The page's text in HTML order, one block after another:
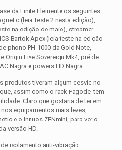
da Finite Elemente os seguintes
(leia Teste 2 nesta edição),
na edição de maio), streamer
Bartok Apex (leia teste na edição
phono PH-1000 da Gold Note,
Origin Live Sovereign Mk4, pré de
Nagra e powers HD Nagra.
produtos tiveram algum desvio no
assim como o rack Pagode, tem
Claro que gostaria de ter em
equipamentos mais leves,
e o Innuos ZENmini, para ver o
versão HD.
isolamento anti-vibração